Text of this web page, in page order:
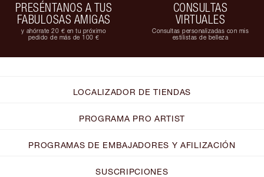
PRESÉNTANOS A TUS
FABULOSAS AMIGAS
y ahórrate 20 € en tu próximo
pedido de más de 100 €
CONSULTAS
VIRTUALES
Consultas personalizadas con mis
estilistas de belleza
LOCALIZADOR DE TIENDAS
PROGRAMA PRO ARTIST
PROGRAMAS DE EMBAJADORES Y AFILIZACIÓN
SUSCRIPCIONES